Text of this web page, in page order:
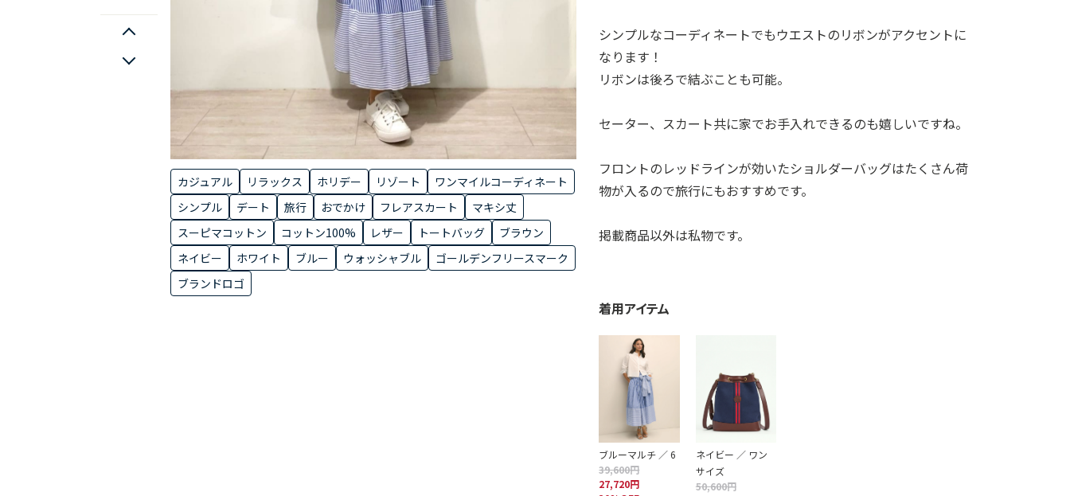
カジュアル リラックス ホリデー リゾート
ワンマイルコーディネート
シンプル
デート 旅行 おでかけ フレアスカート
マキシ丈
スーピマコットン
コットン100% レザー トートバッグ
ブラウン
ネイビー
ホワイト ブルー ウォッシャブル
ゴールデンフリースマーク
ブランドロゴ
シンプルなコーディネートでもウエストのリボンがアクセントに
なります！
リボンは後ろで結ぶことも可能。
セーター、スカート共に家でお手入れできるのも嬉しいですね。
フロントのレッドラインが効いたショルダーバッグはたくさん荷
物が入るので旅行にもおすすめです。
掲載商品以外は私物です。
着用アイテム
ブルーマルチ ／ 6
39,600円
27,720円
ネイビー ／ ワン
サイズ
50,600円